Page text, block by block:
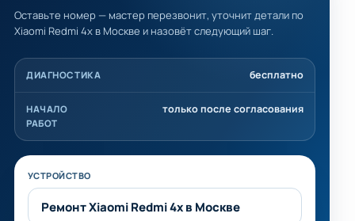
Оставьте номер — мастер перезвонит, уточнит детали по
Xiaomi Redmi 4x в Москве и назовёт следующий шаг.
ДИАГНОСТИКА бесплатно
НАЧАЛО
РАБОТ
только после согласования
Не заполняйте это поле
УСТРОЙСТВО